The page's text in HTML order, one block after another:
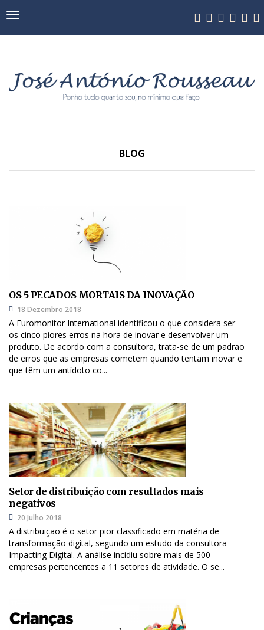
Navegação
BLOG
OS 5 PECADOS MORTAIS DA INOVAÇÃO
18 Dezembro 2018
A Euromonitor International identificou o que considera ser
os cinco piores erros na hora de inovar e desenvolver um
produto. De acordo com a consultora, trata-se de um padrão
de erros que as empresas cometem quando tentam inovar e
que têm um antídoto co...
Setor de distribuição com resultados mais
negativos
20 Julho 2018
A distribuição é o setor pior classificado em matéria de
transformação digital, segundo um estudo da consultora
Impacting Digital. A análise incidiu sobre mais de 500
empresas pertencentes a 11 setores de atividade. O se...